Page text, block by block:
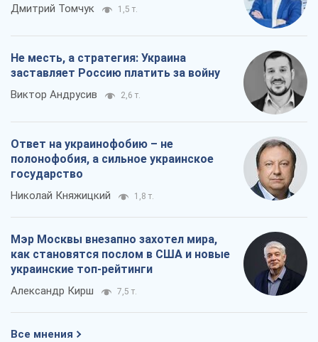
Дмитрий Томчук 1,5 т.
Не месть, а стратегия: Украина
заставляет Россию платить за войну
Виктор Андрусив 2,6 т.
Ответ на украинофобию – не
полонофобия, а сильное украинское
государство
Николай Княжицкий 1,8 т.
Мэр Москвы внезапно захотел мира,
как становятся послом в США и новые
украинские топ-рейтинги
Александр Кирш 7,5 т.
Все мнения